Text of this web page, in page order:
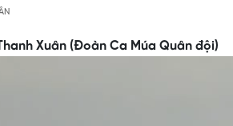
Xuân (Đoàn Ca Múa Quân đội)